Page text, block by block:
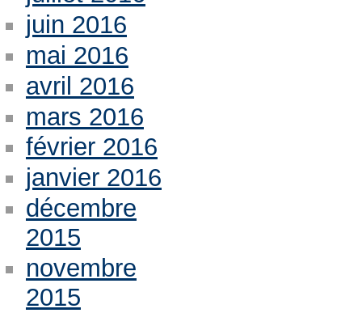
juin 2016
mai 2016
avril 2016
mars 2016
février 2016
janvier 2016
décembre
2015
novembre
2015